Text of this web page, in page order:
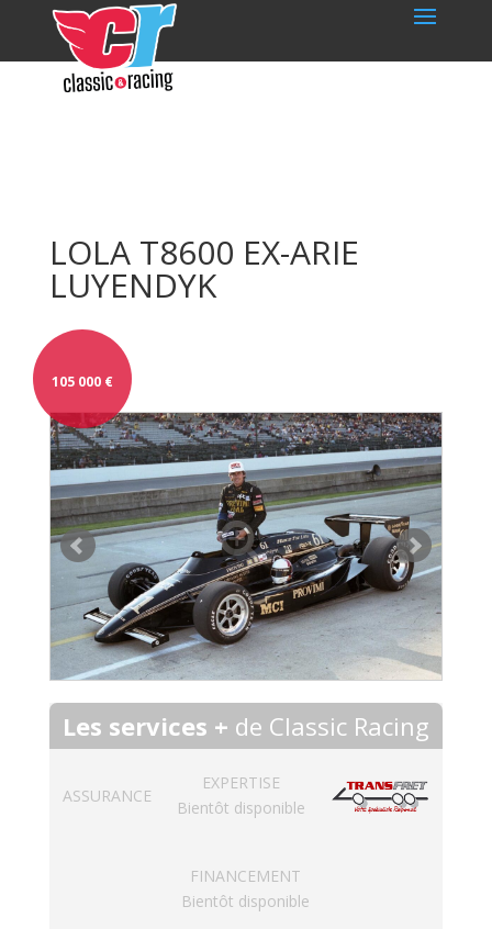
LOLA T8600 EX-ARIE
LUYENDYK
105 000€
Les services + de Classic Racing
ASSURANCE
EXPERTISE
Bientôt disponible
FINANCEMENT
Bientôt disponible